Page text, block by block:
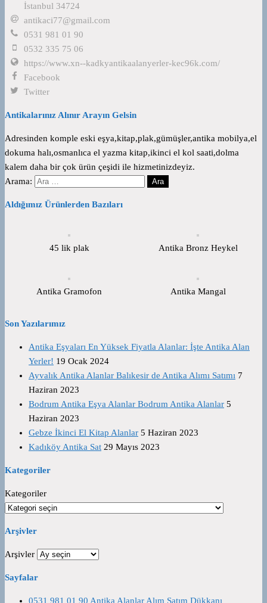
İstanbul 34724
antikaci77@gmail.com
0531 981 01 90
0532 335 75 06
https://www.xn--kadkyantikaalanyerler-kec96k.com/
Facebook
Twitter
Antikalarınız Alınır Arayın Gelsin
Adresinden komple eski eşya,kitap,plak,gümüşler,antika mobilya,el
dokuma halı,osmanlıca el yazma kitap,ikinci el kol saati,dolma
kalem daha bir çok ürün çeşidi ile hizmetinizdeyiz.
Arama:
Aldığımız Ürünlerden Bazıları
45 lik plak Antika Bronz Heykel
Antika Gramofon Antika Mangal
Son Yazılarımız
Antika Eşyaları En Yüksek Fiyatla Alanlar: İşte Antika Alan
Yerler! 19 Ocak 2024
Ayvalık Antika Alanlar Balıkesir de Antika Alımı Satımı 7
Haziran 2023
Bodrum Antika Eşya Alanlar Bodrum Antika Alanlar 5
Haziran 2023
Gebze İkinci El Kitap Alanlar 5 Haziran 2023
Kadıköy Antika Sat 29 Mayıs 2023
Kategoriler
Kategoriler
Arşivler
Arşivler
Sayfalar
0531 981 01 90 Antika Alanlar Alım Satım Dükkanı